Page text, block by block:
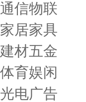
通信物联
家居家具
建材五金
体育娱闲
光电广告